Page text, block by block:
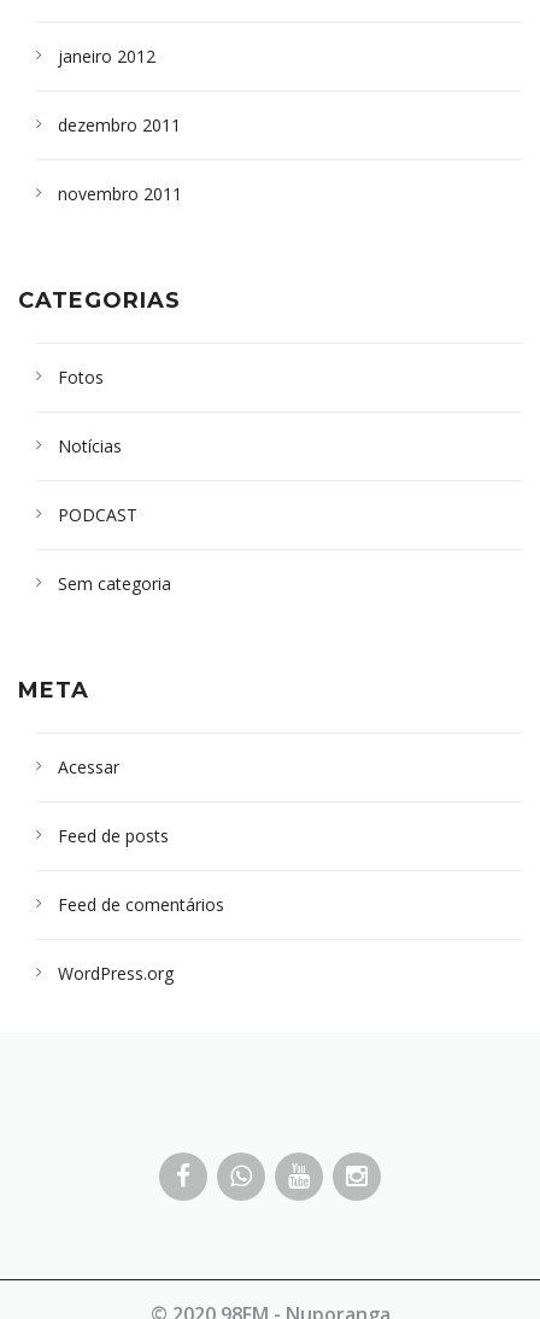
janeiro 2012
dezembro 2011
novembro 2011
CATEGORIAS
Fotos
Notícias
PODCAST
Sem categoria
META
Acessar
Feed de posts
Feed de comentários
WordPress.org